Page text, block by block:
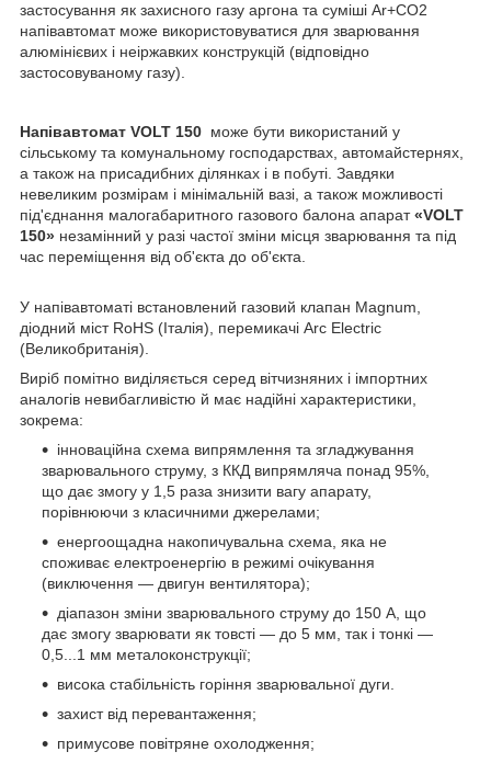
застосування як захисного газу аргона та суміші Ar+CO2
напівавтомат може використовуватися для зварювання
алюмінієвих і неіржавких конструкцій (відповідно
застосовуваному газу).
Напівавтомат VOLT 150 може бути використаний у
сільському та комунальному господарствах, автомайстернях,
а також на присадибних ділянках і в побуті. Завдяки
невеликим розмірам і мінімальній вазі, а також можливості
під'єднання малогабаритного газового балона апарат«VOLT
150» незамінний у разі частої зміни місця зварювання та під
час переміщення від об'єкта до об'єкта.
У напівавтоматі встановлений газовий клапан Magnum,
діодний міст RoHS (Італія), перемикачі Arc Electric
(Великобританія).
Виріб помітно виділяється серед вітчизняних і імпортних
аналогів невибагливістю й має надійні характеристики,
зокрема:
інноваційна схема випрямлення та згладжування
зварювального струму, з ККД випрямляча понад 95%,
що дає змогу у 1,5 раза знизити вагу апарату,
порівнюючи з класичними джерелами;
енергоощадна накопичувальна схема, яка не
споживає електроенергію в режимі очікування
(виключення — двигун вентилятора);
діапазон зміни зварювального струму до 150 А, що
дає змогу зварювати як товсті — до 5 мм, так і тонкі —
0,5...1 мм металоконструкції;
висока стабільність горіння зварювальної дуги.
захист від перевантаження;
примусове повітряне охолодження;